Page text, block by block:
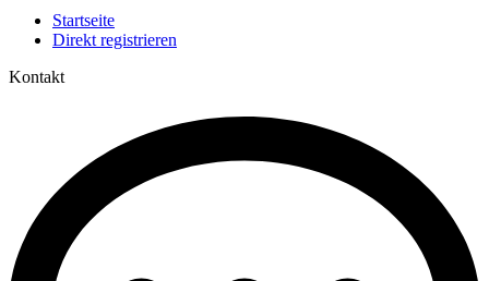
Startseite
Direkt registrieren
Kontakt